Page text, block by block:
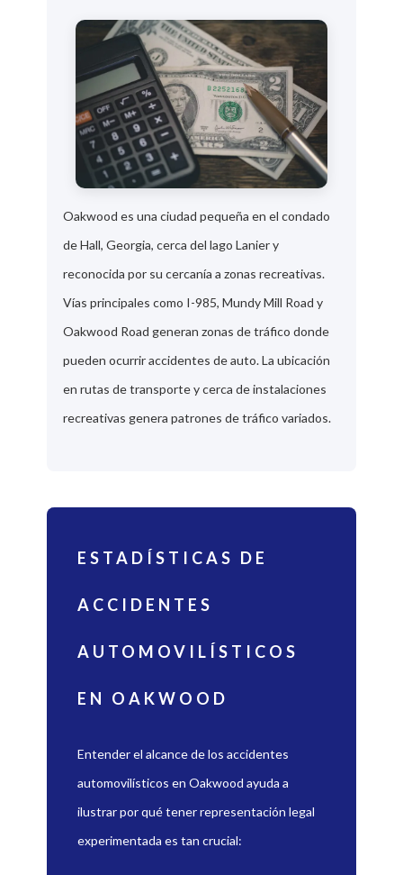
Oakwood es una ciudad pequeña en el condado
de Hall, Georgia, cerca del lago Lanier y
reconocida por su cercanía a zonas recreativas.
Vías principales como I-985, Mundy Mill Road y
Oakwood Road generan zonas de tráfico donde
pueden ocurrir accidentes de auto. La ubicación
en rutas de transporte y cerca de instalaciones
recreativas genera patrones de tráfico variados.
ESTADÍSTICAS DE
ACCIDENTES
AUTOMOVILÍSTICOS
EN OAKWOOD
Entender el alcance de los accidentes
automovilísticos en Oakwood ayuda a
ilustrar por qué tener representación legal
experimentada es tan crucial: